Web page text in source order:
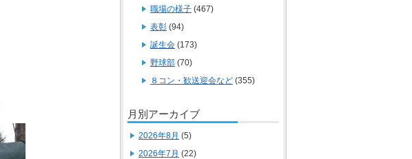
職場の様子 (467)
表彰 (94)
誕生会 (173)
野球部 (70)
８コン・歓送迎会など (355)
月別アーカイブ
2026年8月 (5)
2026年7月 (22)